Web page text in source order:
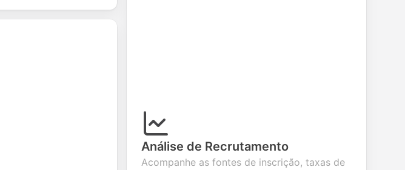
Análise de Recrutamento
Acompanhe as fontes de inscrição, taxas de